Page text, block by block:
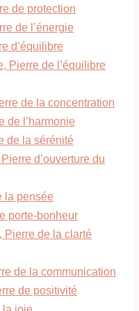
de protection
de l’énergie
d’équilibre
Pierre de l’équilibre
de la concentration
de l’harmonie
de la sérénité
d’ouverture du
la pensée
porte-bonheur
Pierre de la clarté
de la communication
de positivité